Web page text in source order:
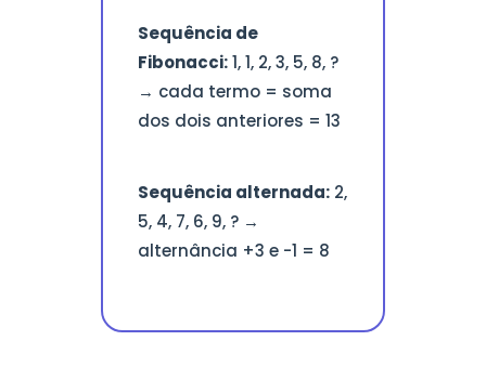
Sequência de
Fibonacci:1, 1, 2, 3, 5, 8, ?
→ cada termo = soma
dos dois anteriores = 13
Sequência alternada:2,
5, 4, 7, 6, 9, ? →
alternância +3 e -1 = 8